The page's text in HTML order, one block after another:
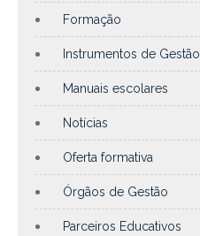
Formação
Instrumentos de Gestão
Manuais escolares
Notícias
Oferta formativa
Órgãos de Gestão
Parceiros Educativos